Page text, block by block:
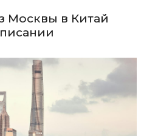
Москвы в Китай